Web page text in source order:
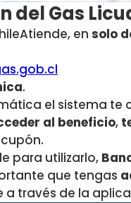
del Gas
en solo
.
el sistema te
al beneficio,
para utilizarlo,
que tengas
través de la